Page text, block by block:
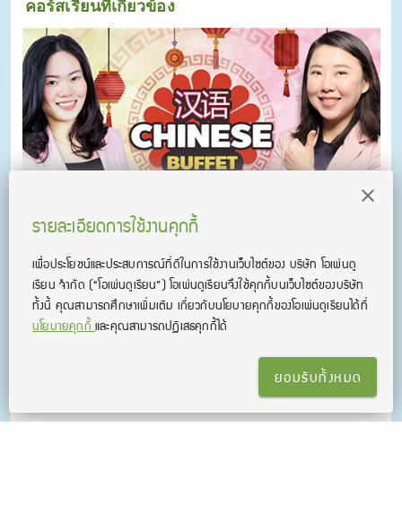
คอร์สเรียนที่เกี่ยวข้อง
รวมคอร์สติวภาษาจีนพื้นฐานจนถึงระดับการสอบ HSK3 ครอบคลุม
ทุกทักษะ ฟัง พูด อ่าน และเขียน
รายละเอียดการใช้งานคุกกี้
เพื่อประโยชน์และประสบการณ์ที่ดีในการใช้งานเว็บไซต์ของ บริษัท โอเพ่นดู
เรียน จํากัด (“โอเพ่นดูเรียน”)โอเพ่นดูเรียนจึงใช้คุกกี้บนเว็บไซต์ของบริษัท
ทั้งนี้ คุณสามารถศึกษาเพิ่มเติม เกี่ยวกับนโยบายคุกกี้ของโอเพ่นดูเรียนได้ที่
นโยบายคุกกี้และคุณสามารถปฏิเสธคุกกี้ได้
ยอมรับทั้งหมด